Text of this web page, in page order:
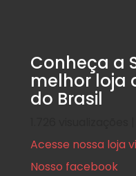
Postado em12 de junho
que hoje quase
plano […]
Conheça a
melhor loja
do Brasil
Acesse nossa loja
Nosso facebook